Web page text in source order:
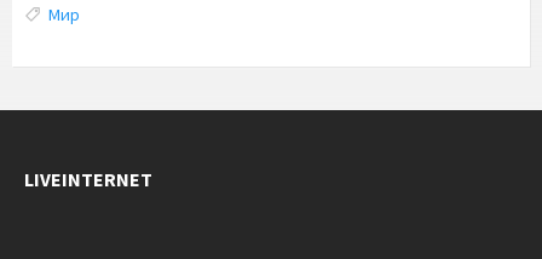
Tags:
Мир
LIVEINTERNET